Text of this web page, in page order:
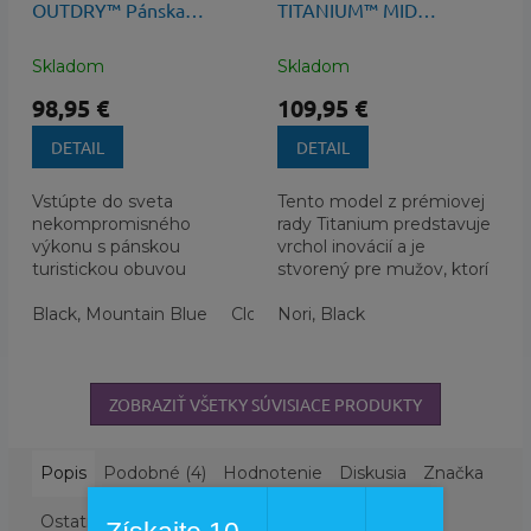
OUTDRY™ Pánska
Skladom
98,95 €
DETAIL
Vstúpte do sveta
nekompromisného
výkonu s pánskou
turistickou obuvou
OUTDRY™ od značky
Black, Mountain Blue Cloud Grey, Charcoal
TITANIUM™ MID
Turistická Obuv
Skladom
109,95 €
DETAIL
Tento model z prémiovej
rady Titanium predstavuje
vrchol inovácií a je
stvorený pre mužov, ktorí
Nori, Black
ZOBRAZIŤ VŠETKY SÚVISIACE PRODUKTY
Popis Podobné (4) Hodnotenie Diskusia Značka
Ostatné informácie